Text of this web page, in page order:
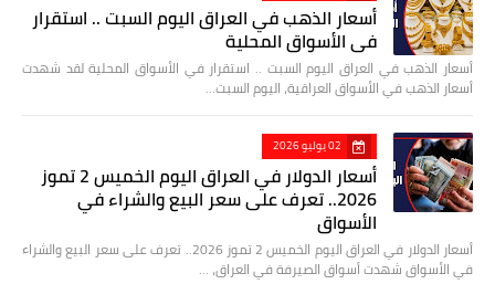
أسعار الذهب في العراق اليوم السبت .. استقرار
في الأسواق المحلية
أسعار الذهب في العراق اليوم السبت .. استقرار في الأسواق المحلية لقد شهدت
أسعار الذهب في الأسواق العراقية، اليوم السبت…
02 يوليو 2026
أسعار الدولار في العراق اليوم الخميس 2 تموز
2026.. تعرف على سعر البيع والشراء في
الأسواق
أسعار الدولار في العراق اليوم الخميس 2 تموز 2026.. تعرف على سعر البيع والشراء
في الأسواق شهدت أسواق الصيرفة في العراق، …